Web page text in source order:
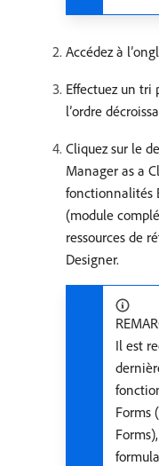
Accédez à
Effectuez un tri
l’ordre
Cliquez sur le
Manager as a
fonctionnalités
(module
ressources de
Designer.
Il est
Forms